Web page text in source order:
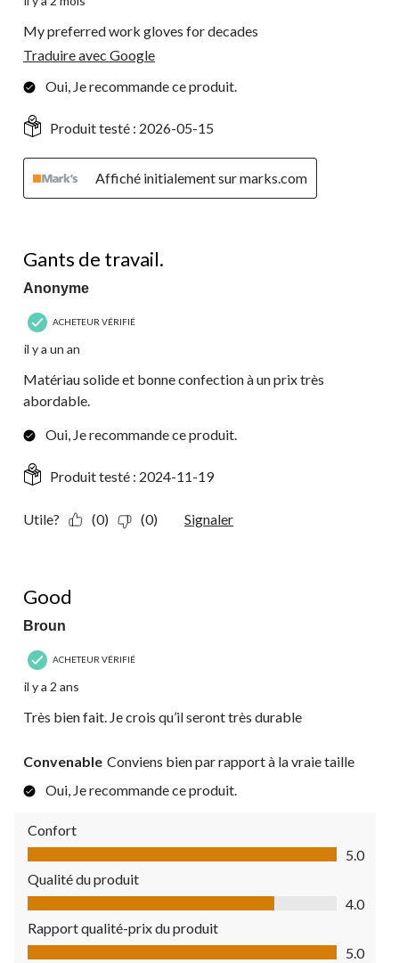
My preferred work gloves for decades
Traduire avec Google
Oui, Je recommande ce produit.
Produit testé : 2026-05-15
Affiché initialement sur marks.com
Gants de travail.
Anonyme
ACHETEUR VÉRIFIÉ
il y a un an
Matériau solide et bonne confection à un prix très
abordable.
Oui, Je recommande ce produit.
Produit testé : 2024-11-19
Utile? (0) (0) Signaler
Good
Broun
ACHETEUR VÉRIFIÉ
il y a 2 ans
Très bien fait. Je crois qu’il seront très durable
Convenable Conviens bien par rapport à la vraie taille
Oui, Je recommande ce produit.
Confort
Confort, 5.0 sur 5
5.0
Qualité du produit
Qualité du produit, 4.0 sur 5
4.0
Rapport qualité-prix du produit
Rapport qualité-prix du produit, 5.0 sur 5
5.0